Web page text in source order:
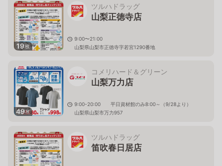
19枚
ツルハドラッグ
山梨正徳寺店
9:00〜21:00
山梨県山梨市正徳寺字若宮1290番地
49枚
コメリハード＆グリーン
山梨万力店
9:00-20:00 平日資材館のみ8:00～（9/28より）
山梨県山梨市万力957
ツルハドラッグ
笛吹春日居店